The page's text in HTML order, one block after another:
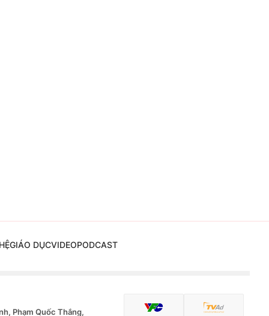
GIÁO DỤCVIDEOPODCAST
Phạm Quốc Thắng,